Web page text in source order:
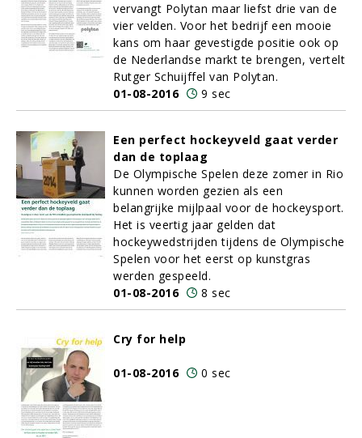
vervangt Polytan maar liefst drie van de
vier velden. Voor het bedrijf een mooie
kans om haar gevestigde positie ook op
de Nederlandse markt te brengen, vertelt
Rutger Schuijffel van Polytan.
01-08-2016
9 sec
Een perfect hockeyveld gaat verder
dan de toplaag
De Olympische Spelen deze zomer in Rio
kunnen worden gezien als een
belangrijke mijlpaal voor de hockeysport.
Het is veertig jaar gelden dat
hockeywedstrijden tijdens de Olympische
Spelen voor het eerst op kunstgras
werden gespeeld.
01-08-2016
8 sec
Cry for help
01-08-2016 0 sec